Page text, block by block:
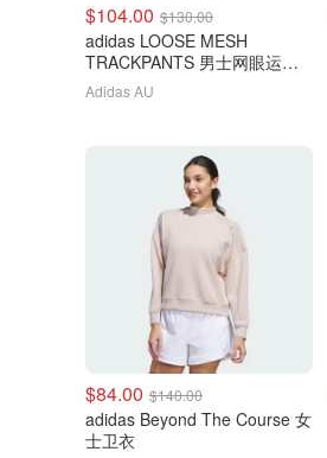
$104.00 $130.00
adidas LOOSE MESH
TRACKPANTS 男士网眼运动
裤
Adidas AU
$84.00 $140.00
adidas Beyond The Course 女
士卫衣